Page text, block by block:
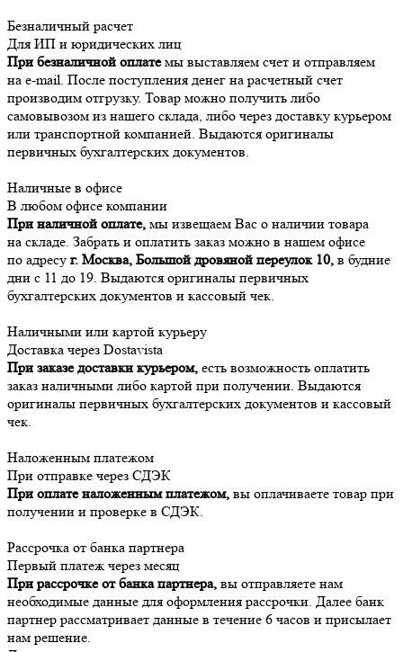
Безналичный расчет
Для ИП и юридических лиц
При безналичной оплатемы выставляем счет и отправляем
на e-mail. После поступления денег на расчетный счет
производим отгрузку. Товар можно получить либо
самовывозом из нашего склада, либо через доставку курьером
или транспортной компанией. Выдаются оригиналы
первичных бухгалтерских документов.
Наличные в офисе
В любом офисе компании
При наличной оплате, мы извещаем Вас о наличии товара
на складе. Забрать и оплатить заказ можно в нашем офисе
по адресу г. Москва, Большой дровяной переулок 10, в будние
дни с 11 до 19. Выдаются оригиналы первичных
бухгалтерских документов и кассовый чек.
Наличными или картой курьеру
Доставка через Dostavista
При заказе доставки курьером, есть возможность оплатить
заказ наличными либо картой при получении. Выдаются
оригиналы первичных бухгалтерских документов и кассовый
чек.
Наложенным платежом
При отправке через СДЭК
При оплате наложенным платежом, вы оплачиваете товар при
получении и проверке в СДЭК.
Рассрочка от банка партнера
Первый платеж через месяц
При рассрочке от банка партнера, вы отправляете нам
необходимые данные для оформления рассрочки. Далее банк
партнер рассматривает данные в течение 6 часов и присылает
нам решение.